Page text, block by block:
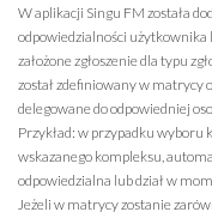
W aplikacji Singu FM została
odpowiedzialności użytkownika
założone zgłoszenie dla typu
został zdefiniowany w matrycy
delegowane do odpowiedniej
Przykład: w przypadku wyboru
wskazanego kompleksu,
odpowiedzialna lub dział w
Jeżeli w matrycy zostanie